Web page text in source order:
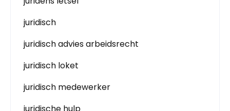
juridisch
juridisch advies arbeidsrecht
juridisch loket
juridisch medewerker